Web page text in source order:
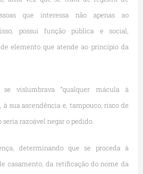
que interessa não apenas ao
possui função pública e social,
elemento que atende ao princípio da
vislumbrava “qualquer mácula à
à sua ascendência e, tampouco, risco de
seria razoável negar o pedido.
determinando que se proceda à
casamento, da retificação do nome da